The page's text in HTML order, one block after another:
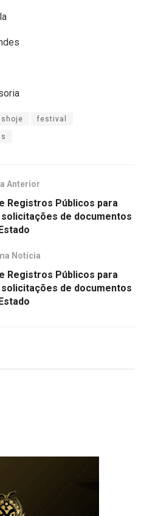
festival
Anterior
Registros Públicos para
de documentos
Notícia
Registros Públicos para
de documentos